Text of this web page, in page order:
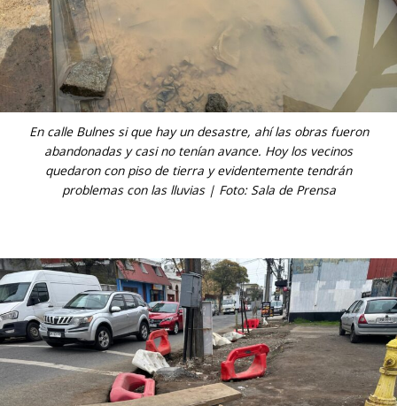
En calle Bulnes si que hay un desastre, ahí las obras fueron
abandonadas y casi no tenían avance. Hoy los vecinos
quedaron con piso de tierra y evidentemente tendrán
problemas con las lluvias | Foto: Sala de Prensa